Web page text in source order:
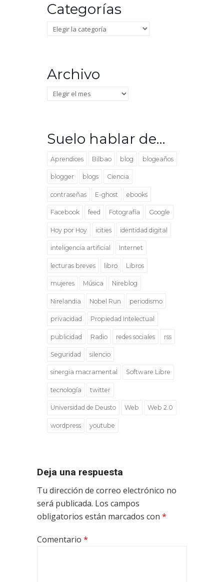
Categorías
Categorías
Archivo
Archivo
Suelo hablar de…
Aprendices Bilbao blog blogeaños
blogger blogs Ciencia
contraseñas E-ghost ebooks
Facebook feed Fotografía Google
Hoy por Hoy icities identidad digital
inteligencia artificial Internet
lecturas breves libro Libros
mujeres Música Nireblog
Nirelandia Nobel Run periodismo
privacidad Propiedad Intelectual
publicidad Radio redes sociales rss
Seguridad silencio
sinergia macramental Software Libre
tecnología twitter
Universidad de Deusto Web Web 2.0
wordpress youtube
Deja una respuesta
Tu dirección de correo electrónico no
será publicada. Los campos
obligatorios están marcados con *
Comentario *